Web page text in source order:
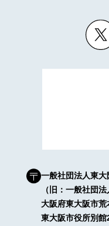
一般社団法人東大
（旧：一般社団
大阪府東大阪市
東大阪市役所別館